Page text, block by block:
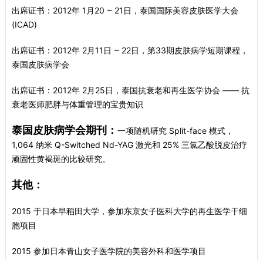
出席证书：2012年 1月20 ~ 21日，泰国国际美容皮肤医学大会
(ICAD)
出席证书：2012年 2月11日 ~ 22日，第33期皮肤病学短期课程，
泰国皮肤病学会
出席证书：2012年 2月25日，泰国抗衰老和再生医学协会 —— 抗
衰老医师肥胖与体重管理的宝贵知识
泰国皮肤病学会期刊： 一项随机研究 Split-face 模式，
1,064 纳米 Q-Switched Nd-YAG 激光和 25% 三氯乙酸脱皮治疗
顽固性黄褐斑的比较研究。
其他：
2015 于日本早稻田大学，参加东京女子医科大学的再生医学干细
胞项目
2015 参加日本青山女子医学院的美容外科和医学项目